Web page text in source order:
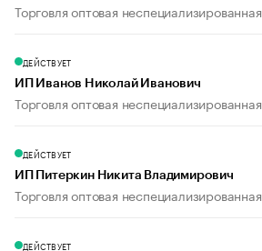
Торговля оптовая неспециализированная
ДЕЙСТВУЕТ
ИП Иванов Николай Иванович
Торговля оптовая неспециализированная
ДЕЙСТВУЕТ
ИП Питеркин Никита Владимирович
Торговля оптовая неспециализированная
ДЕЙСТВУЕТ